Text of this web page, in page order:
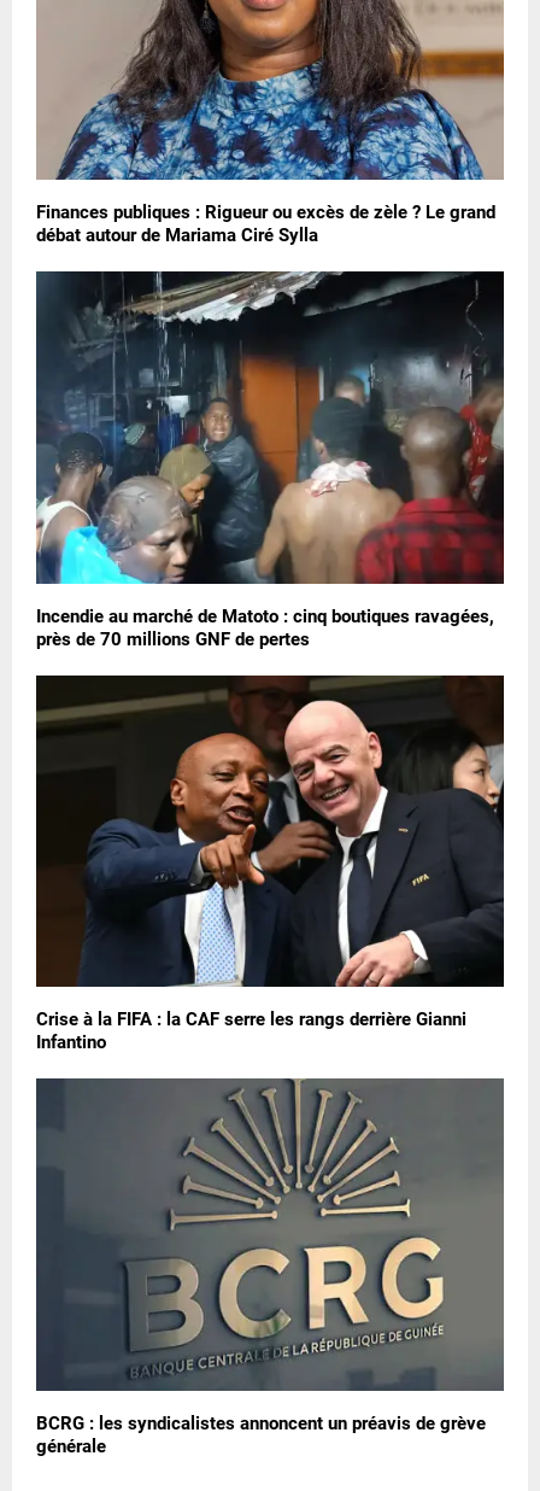
Finances publiques : Rigueur ou excès de zèle ? Le grand
débat autour de Mariama Ciré Sylla
Incendie au marché de Matoto : cinq boutiques ravagées,
près de 70 millions GNF de pertes
Crise à la FIFA : la CAF serre les rangs derrière Gianni
Infantino
BCRG : les syndicalistes annoncent un préavis de grève
générale